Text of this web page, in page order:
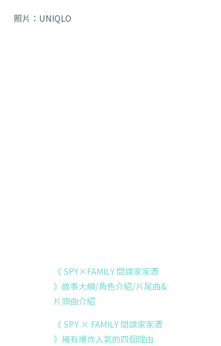
照片：UNIQLO
《 SPY×FAMILY 間諜家家酒
》故事大綱/角色介紹/片尾曲&
片頭曲介紹
《 SPY × FAMILY 間諜家家酒
》擁有爆炸人氣的四個理由